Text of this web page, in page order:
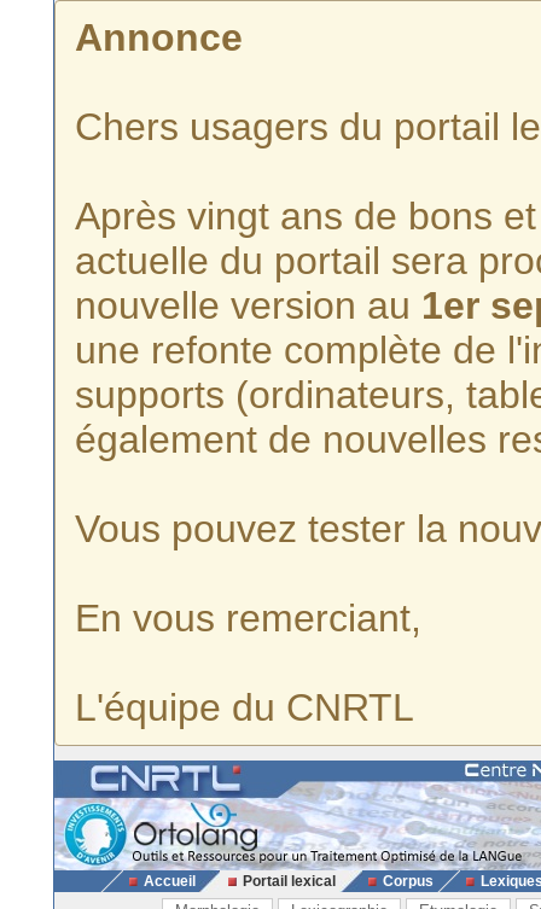
Annonce
Chers usagers du portail
Après vingt ans de bons
actuelle du portail sera
nouvelle version au 1er
une refonte complète de
supports (ordinateurs,
également de nouvelles
Vous pouvez tester la
En vous remerciant,
L'équipe du CNRTL
Accueil Portail lexical Corpus